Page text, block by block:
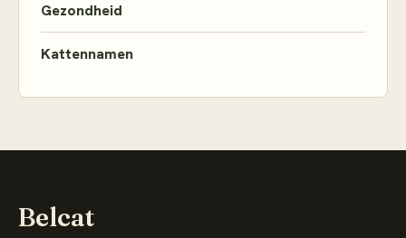
Gezondheid
Kattennamen
Belcat